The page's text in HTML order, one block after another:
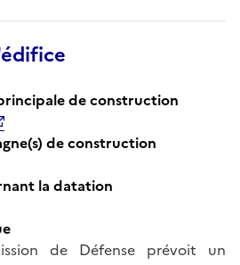
de construction
de construction
la datation
de Défense prévoit un